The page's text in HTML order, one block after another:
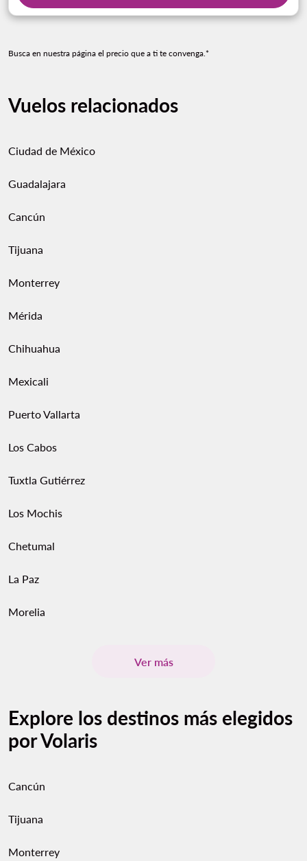
Busca en nuestra página el precio que a ti te convenga.*
Vuelos relacionados
Ciudad de México
Guadalajara
Cancún
Tijuana
Monterrey
Mérida
Chihuahua
Mexicali
Puerto Vallarta
Los Cabos
Tuxtla Gutiérrez
Los Mochis
Chetumal
La Paz
Morelia
Ver más
Explore los destinos más elegidos
por Volaris
Cancún
Tijuana
Monterrey